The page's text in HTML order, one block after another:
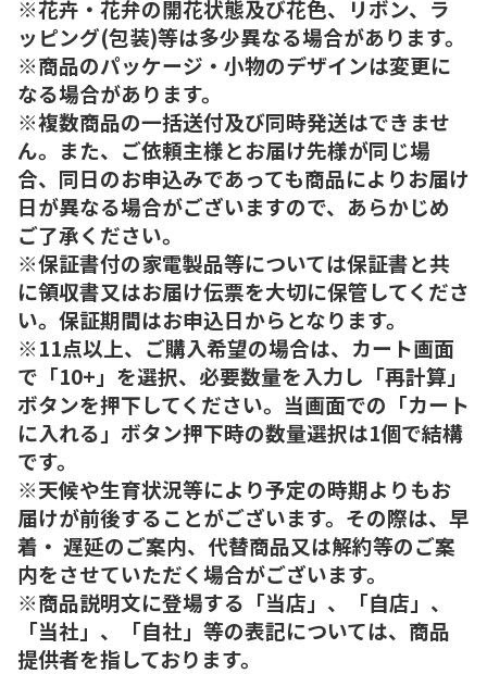
※花卉・花弁の開花状態及び花色、リボン、ラ
ッピング(包装)等は多少異なる場合があります。
※商品のパッケージ・小物のデザインは変更に
なる場合があります。
※複数商品の一括送付及び同時発送はできませ
ん。また、ご依頼主様とお届け先様が同じ場
合、同日のお申込みであっても商品によりお届け
日が異なる場合がございますので、あらかじめ
ご了承ください。
※保証書付の家電製品等については保証書と共
に領収書又はお届け伝票を大切に保管してくださ
い。保証期間はお申込日からとなります。
※11点以上、ご購入希望の場合は、カート画面
で「10+」を選択、必要数量を入力し「再計算」
ボタンを押下してください。当画面での「カート
に入れる」ボタン押下時の数量選択は1個で結構
です。
※天候や生育状況等により予定の時期よりもお
届けが前後することがございます。その際は、早
着・ 遅延のご案内、代替商品又は解約等のご案
内をさせていただく場合がございます。
※商品説明文に登場する「当店」、「自店」、
「当社」、「自社」等の表記については、商品
提供者を指しております。